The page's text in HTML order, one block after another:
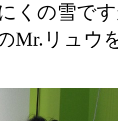
くの雪で
Mr.リュウ